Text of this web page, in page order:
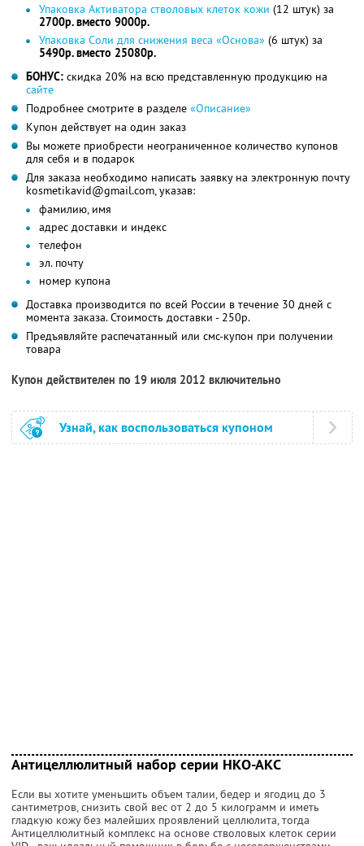
Упаковка Активатора стволовых клеток кожи (12 штук) за
2700р. вместо 9000р.
Упаковка Соли для снижения веса «Основа» (6 штук) за
5490р. вместо 25080р.
БОНУС: скидка 20% на всю представленную продукцию на
сайте
Подробнее смотрите в разделе «Описание»
Купон действует на один заказ
Вы можете приобрести неограниченное количество купонов
для себя и в подарок
Для заказа необходимо написать заявку на электронную почту
kosmetikavid@gmail.com, указав:
фамилию, имя
адрес доставки и индекс
телефон
эл. почту
номер купона
Доставка производится по всей России в течение 30 дней с
момента заказа. Стоимость доставки - 250р.
Предъявляйте распечатанный или смс-купон при получении
товара
Купон действителен по 19 июля 2012 включительно
Узнай, как воспользоваться купоном
Антицеллюлитный набор серии НКО-АКС
Если вы хотите уменьшить объем талии, бедер и ягодиц до 3
сантиметров, снизить свой вес от 2 до 5 килограмм и иметь
гладкую кожу без малейших проявлений целлюлита, тогда
Антицеллюлитный комплекс на основе стволовых клеток серии